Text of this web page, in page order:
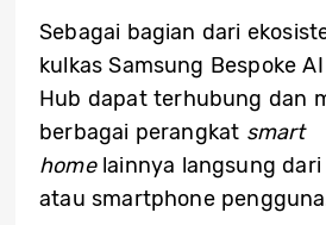
Sebagai bagian dari
kulkas Samsung Bespoke
Hub dapat terhubung dan
berbagai perangkat smart
homelainnya langsung dari
atau smartphone